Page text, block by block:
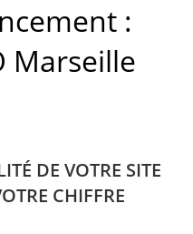
:
Marseille
DE VOTRE SITE
CHIFFRE